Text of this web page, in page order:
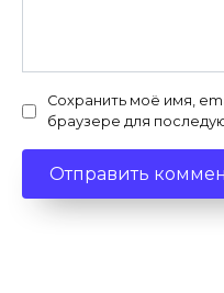
Сохранить моё имя,
браузере для